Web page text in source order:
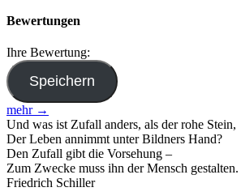
Bewertungen
Ihre Bewertung:
mehr →
Und was ist Zufall anders, als der rohe Stein,
Der Leben annimmt unter Bildners Hand?
Den Zufall gibt die Vorsehung –
Zum Zwecke muss ihn der Mensch gestalten.
Friedrich Schiller